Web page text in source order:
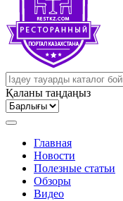
Қаланы таңдаңыз
Главная
Новости
Полезные статьи
Обзоры
Видео